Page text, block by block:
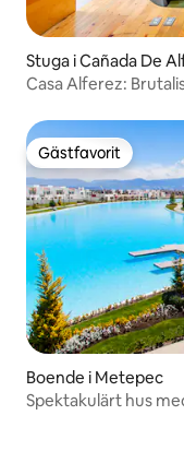
Stuga i Cañada De
Casa Alferez:
Gästfavorit
Gästfavorit
Boende i Metepec
Spektakulärt hus